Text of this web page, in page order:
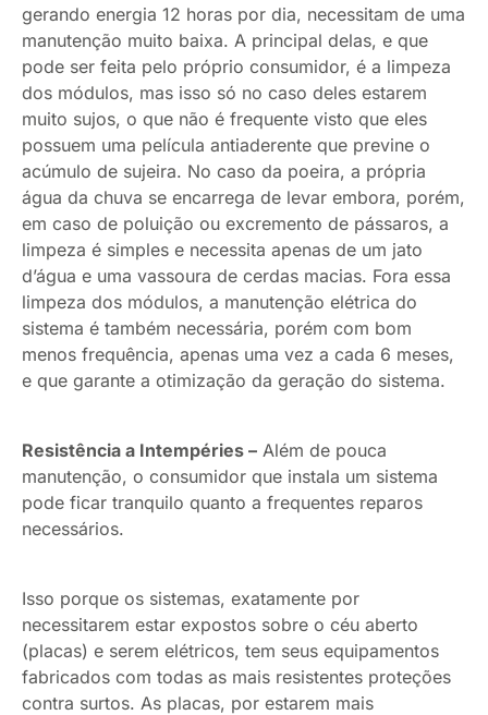
gerando energia 12 horas por dia, necessitam de uma
manutenção muito baixa. A principal delas, e que
pode ser feita pelo próprio consumidor, é a limpeza
dos módulos, mas isso só no caso deles estarem
muito sujos, o que não é frequente visto que eles
possuem uma película antiaderente que previne o
acúmulo de sujeira. No caso da poeira, a própria
água da chuva se encarrega de levar embora, porém,
em caso de poluição ou excremento de pássaros, a
limpeza é simples e necessita apenas de um jato
d’água e uma vassoura de cerdas macias. Fora essa
limpeza dos módulos, a manutenção elétrica do
sistema é também necessária, porém com bom
menos frequência, apenas uma vez a cada 6 meses,
e que garante a otimização da geração do sistema.
Resistência a Intempéries – Além de pouca
manutenção, o consumidor que instala um sistema
pode ficar tranquilo quanto a frequentes reparos
necessários.
Isso porque os sistemas, exatamente por
necessitarem estar expostos sobre o céu aberto
(placas) e serem elétricos, tem seus equipamentos
fabricados com todas as mais resistentes proteções
contra surtos. As placas, por estarem mais